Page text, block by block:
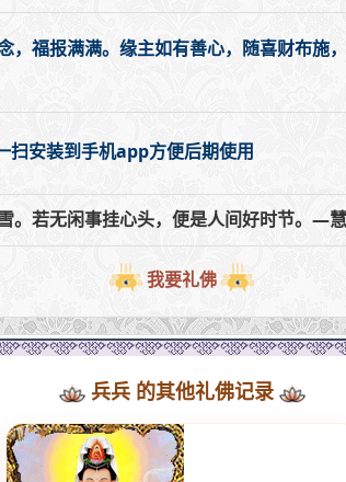
，福报满满。缘主如有善心，随喜财布施
扫安装到手机app方便后期使用
。若无闲事挂心头，便是人间好时节。—
我要礼佛
兵兵 的其他礼佛记录